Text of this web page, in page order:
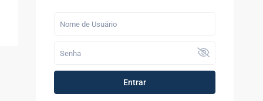
Entrar
Fazenda com 52
Casa à Venda no